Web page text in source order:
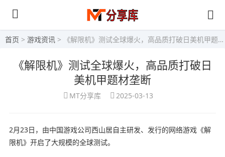
首页 > 游戏资讯 > 《解限机》测试全球爆火，高品质打破日美机甲题材垄断
《解限机》测试全球爆火，高品质打破日
美机甲题材垄断
MT分享库 2025-03-13
2月23日，由中国游戏公司西山居自主研发、发行的网络游戏《解
限机》开启了大规模的全球测试。